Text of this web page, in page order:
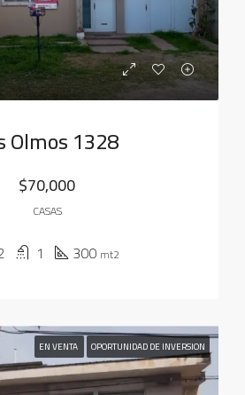
Olmos 1328
$70,000
CASAS
1 300 mt2
EN VENTA OPORTUNIDAD DE INVERSION